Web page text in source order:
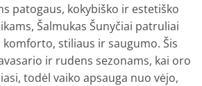
patogaus, kokybiško ir estetiško
Šalmukas Šunyčiai patruliai
stiliaus ir saugumo. Šis
ir rudens sezonams, kai oro
todėl vaiko apsauga nuo vėjo,